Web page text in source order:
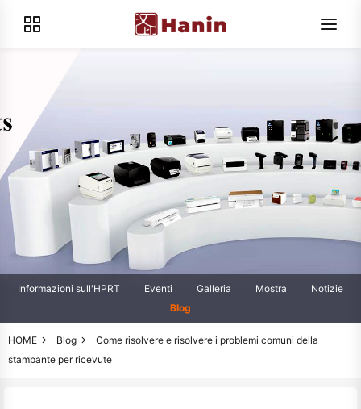
Informazioni sull'HPRT Eventi Galleria Mostra
Notizie
Blog
HOME Blog
Come risolvere e risolvere i problemi comuni della
stampante per ricevute